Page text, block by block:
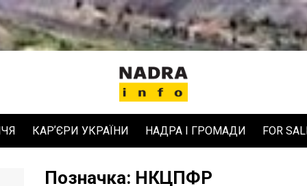
КАРʼЄРИ УКРАЇНИ НАДРА І ГРОМАДИ FOR
Позначка: НКЦПФР